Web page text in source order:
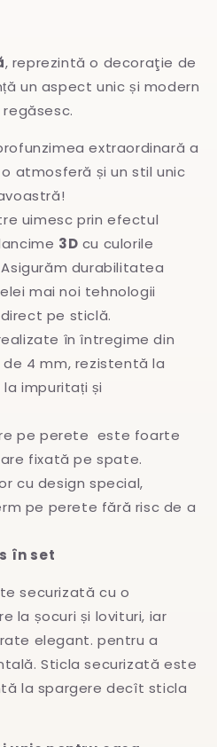
, reprezintă o decoraţie de
un aspect unic și modern
extraordinară a
atmosferă și un stil unic
uimesc prin efectul
3D cu culorile
durabilitatea
mai noi tehnologii
direct pe sticlă.
în întregimedin
4 mm, rezistentă la
impuritați și
pe perete este foarte
fixată pe spate.
cu design special,
pe perete fără risc de a
în set
securizată cu o
la șocuri și lovituri, iar
elegant. pentru a
Sticla securizată este
la spargere decît sticla